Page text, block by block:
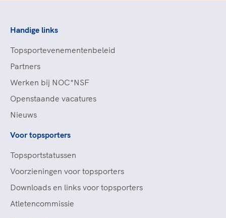
Handige links
Topsportevenementenbeleid
Partners
Werken bij NOC*NSF
Openstaande vacatures
Nieuws
Voor topsporters
Topsportstatussen
Voorzieningen voor topsporters
Downloads en links voor topsporters
Atletencommissie